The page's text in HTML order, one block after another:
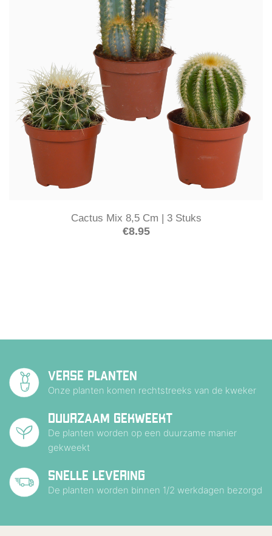
Cactus Mix 8,5 Cm | 3 Stuks
€8.95
VERSE PLANTEN
Onze planten komen rechtstreeks van de kweker
DUURZAAM GEKWEEKT
De planten worden op een duurzame manier
gekweekt
SNELLE LEVERING
De planten worden binnen 1/2 werkdagen bezorgd